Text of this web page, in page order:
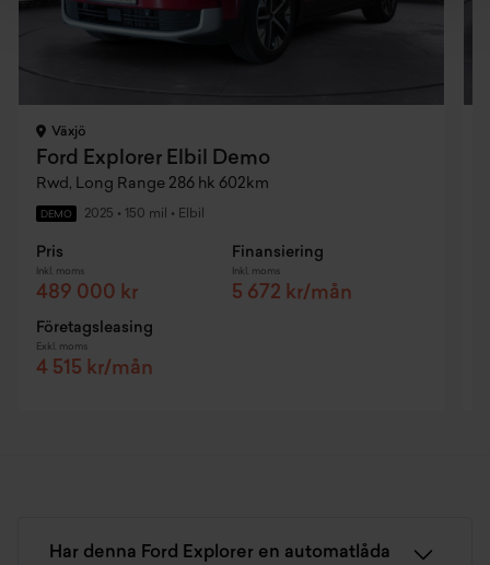
Over-the-air uppdateringar
Skyltscanning
Aut avbländbar innerbackspegel
Trötthetsvarnare
5,3-tums helt digital instrumentpanel
Evasive steering assist
Växjö
Ford Explorer Elbil Demo
Rwd, Long Range 286 hk 602km
DEMO 2025 • 150 mil • Elbil
Pris
Inkl. moms
489 000 kr
Finansiering
Inkl. moms
5 672 kr/mån
Företagsleasing
Exkl. moms
4 515 kr/mån
Har denna Ford Explorer en automatlåda